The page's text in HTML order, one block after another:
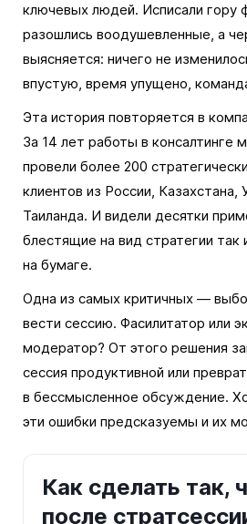
ключевых людей. Исписали гору
разошлись воодушевленные, а
выясняется: ничего не
впустую, время упущено,
Эта история повторяется в
За 14 лет работы в консалтинге
провели более 200
клиентов из России, Казахстана,
Таиланда. И видели десятки
блестящие на вид стратегии так
на бумаге.
Одна из самых критичных —
вести сессию. Фасилитатор или
модератор? От этого решения
сессия продуктивной или
в бессмысленное обсуждение.
эти ошибки предсказуемы и их
Как сделать так,
после